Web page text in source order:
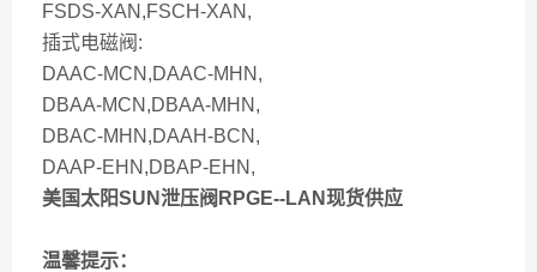
FSDS-XAN,FSCH-XAN,
插式电磁阀:
DAAC-MCN,DAAC-MHN,
DBAA-MCN,DBAA-MHN,
DBAC-MHN,DAAH-BCN,
DAAP-EHN,DBAP-EHN,
美国太阳SUN泄压阀RPGE--LAN现货供应
温馨提示：